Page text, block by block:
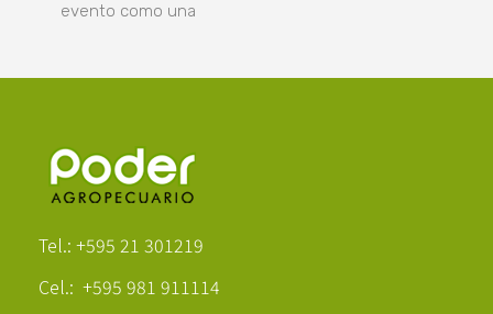
evento como una
Tel.: +595 21 301219
Cel.: +595 981 911114